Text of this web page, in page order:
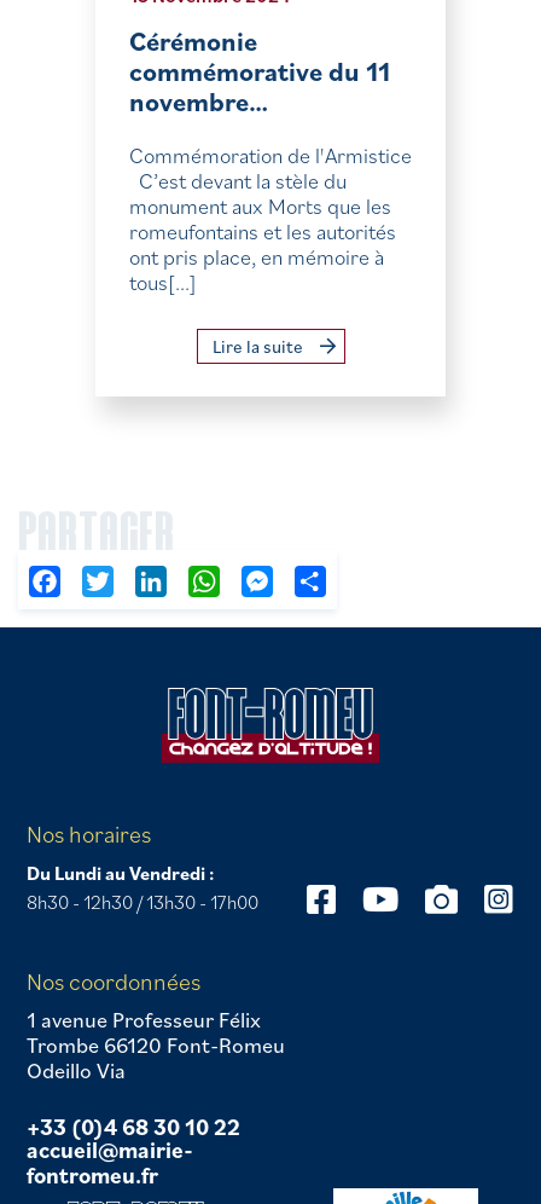
Cérémonie
commémorative du 11
novembre…
Commémoration de l'Armistice
C’est devant la stèle du
monument aux Morts que les
romeufontains et les autorités
ont pris place, en mémoire à
tous[...]
Lire la suite
PARTAGER
FacebookTwitter LinkedIn WhatsAppMessenger
Nos horaires
Du Lundi au Vendredi :
8h30 - 12h30 / 13h30 - 17h00
Nos coordonnées
1 avenue Professeur Félix
Trombe 66120 Font-Romeu
Odeillo Via
+33 (0)4 68 30 10 22
accueil@mairie-
fontromeu.fr